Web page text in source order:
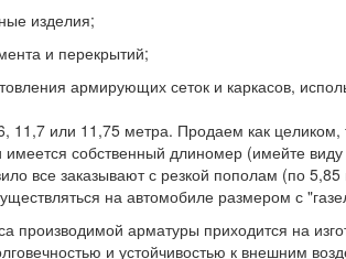
изделия;
и перекрытий;
армирующих сеток и каркасов,
11,7 или 11,75 метра. Продаем как
имеется собственный длиномер (имейте
все заказывают с резкой пополам (по
на автомобиле размером с
производимой арматуры приходится на
и устойчивостью к внешним